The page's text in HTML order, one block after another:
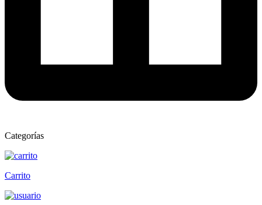
Categorías
Carrito